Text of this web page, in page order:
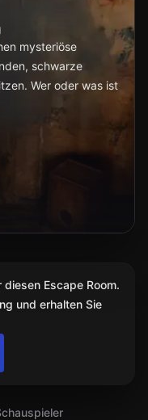
mysteriöse
schwarze
Wer oder was ist
Escape Room.
und erhalten Sie